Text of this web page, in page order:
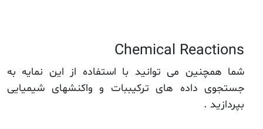
Chemical Reactions
شما همچنین می توانید با استفاده از این نمایه به
جستجوی داده های ترکیببات و واکنشهای شیمیایی
بپردازید .